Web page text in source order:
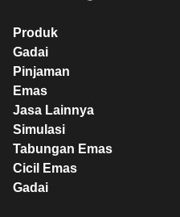
Produk
Gadai
Pinjaman
Emas
Jasa Lainnya
Simulasi
Tabungan Emas
Cicil Emas
Gadai